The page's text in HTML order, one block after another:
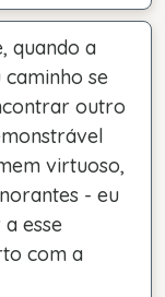
quando a
se
outro
virtuoso,
- eu
esse
com a